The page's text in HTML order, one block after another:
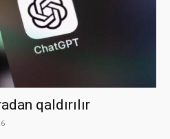
qaldırılır